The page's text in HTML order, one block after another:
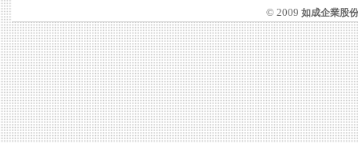
© 2009 如成企業股